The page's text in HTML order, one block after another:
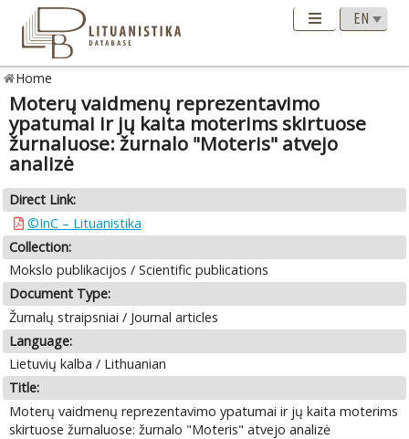
Home
Moterų vaidmenų reprezentavimo
ypatumai ir jų kaita moterims skirtuose
žurnaluose: žurnalo "Moteris" atvejo
analizė
Direct Link:
©InC – Lituanistika
Collection:
Mokslo publikacijos / Scientific publications
Document Type:
Žurnalų straipsniai / Journal articles
Language:
Lietuvių kalba / Lithuanian
Title:
Moterų vaidmenų reprezentavimo ypatumai ir jų kaita moterims
skirtuose žurnaluose: žurnalo "Moteris" atvejo analizė